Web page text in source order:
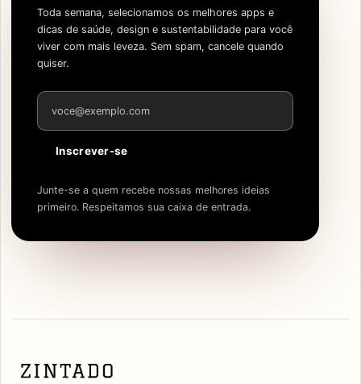
Toda semana, selecionamos os melhores apps e
dicas de saúde, design e sustentabilidade para você
viver com mais leveza. Sem spam, cancele quando
quiser.
Endereço de e-mail
Inscrever-se
Junte-se a quem recebe nossas melhores ideias
primeiro. Respeitamos sua caixa de entrada.